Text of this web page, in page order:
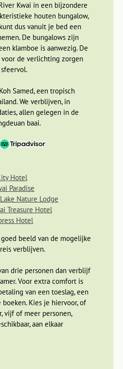
we verder naar ons speciale
We verblijven namelijk in
comfortabele op
die midden in de
Tijd voor waterpret en een
of een bezoek brengen aan de
en bestaan uit zeven trappen. Na
bereik je de eerste trap waar
in het blauwe water. Echte
verder naar de volgende trappen.
op de veranda de stilte van de
genieten van het voorbij
Kwai in een bijzondere
houten bungalow,
dus vanuit je bed een
De bungalows zijn
klamboe is aanwezig. De
de verlichting zorgen
Samed, een tropisch
We verblijven, in
allen gelegen in de
baai.
Hotel
Paradise
Nature Lodge
Treasure Hotel
Hotel
beeld van de mogelijke
verblijven.
drie personen dan verblijf
Voor extra comfort is
van een toeslag, een
Kies je hiervoor, of
vijf of meer personen,
aan elkaar